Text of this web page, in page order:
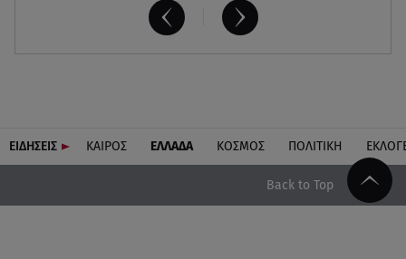
ΕΙΔΗΣΕΙΣ ΚΑΙΡΟΣ ΕΛΛΑΔΑ ΚΟΣΜΟΣ ΠΟΛΙΤΙΚΗ
Back to Top